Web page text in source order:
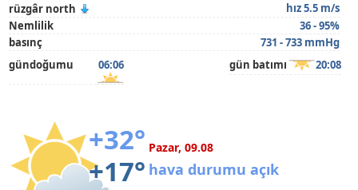
rüzgâr north
hız 5.5 m/s
Nemlilik
36 - 95%
basınç
731 - 733 mmHg
gündoğumu
06:06 gün batımı 20:08
+32°
+17°
Pazar, 09.08
hava durumu açık